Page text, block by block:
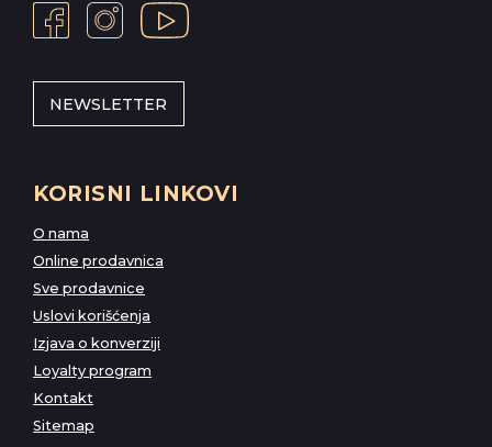
NEWSLETTER
KORISNI LINKOVI
O nama
Online prodavnica
Sve prodavnice
Uslovi korišćenja
Izjava o konverziji
Loyalty program
Kontakt
Sitemap